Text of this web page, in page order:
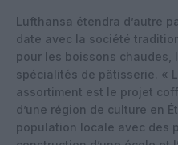
Lufthansa étendra d’autre
date avec la société
pour les boissons chaudes,
spécialités de pâtisserie. «
assortiment est le projet
d’une région de culture en
population locale avec des